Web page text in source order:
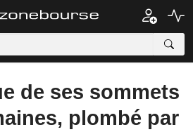
de ses sommets
plombé par